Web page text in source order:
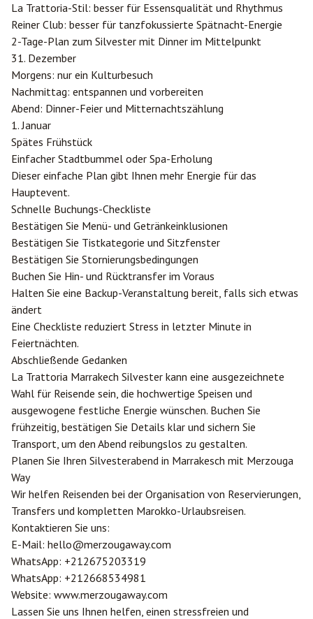
La Trattoria-Stil: besser für Essensqualität und Rhythmus
Reiner Club: besser für tanzfokussierte Spätnacht-Energie
2-Tage-Plan zum Silvester mit Dinner im Mittelpunkt
31. Dezember
Morgens: nur ein Kulturbesuch
Nachmittag: entspannen und vorbereiten
Abend: Dinner-Feier und Mitternachtszählung
1. Januar
Spätes Frühstück
Einfacher Stadtbummel oder Spa-Erholung
Dieser einfache Plan gibt Ihnen mehr Energie für das
Hauptevent.
Schnelle Buchungs-Checkliste
Bestätigen Sie Menü- und Getränkeinklusionen
Bestätigen Sie Tistkategorie und Sitzfenster
Bestätigen Sie Stornierungsbedingungen
Buchen Sie Hin- und Rücktransfer im Voraus
Halten Sie eine Backup-Veranstaltung bereit, falls sich etwas
ändert
Eine Checkliste reduziert Stress in letzter Minute in
Feiertnächten.
Abschließende Gedanken
La Trattoria Marrakech Silvester kann eine ausgezeichnete
Wahl für Reisende sein, die hochwertige Speisen und
ausgewogene festliche Energie wünschen. Buchen Sie
frühzeitig, bestätigen Sie Details klar und sichern Sie
Transport, um den Abend reibungslos zu gestalten.
Planen Sie Ihren Silvesterabend in Marrakesch mit Merzouga
Way
Wir helfen Reisenden bei der Organisation von Reservierungen,
Transfers und kompletten Marokko-Urlaubsreisen.
Kontaktieren Sie uns:
E-Mail: hello@merzougaway.com
WhatsApp: +212675203319
WhatsApp: +212668534981
Website: www.merzougaway.com
Lassen Sie uns Ihnen helfen, einen stressfreien und